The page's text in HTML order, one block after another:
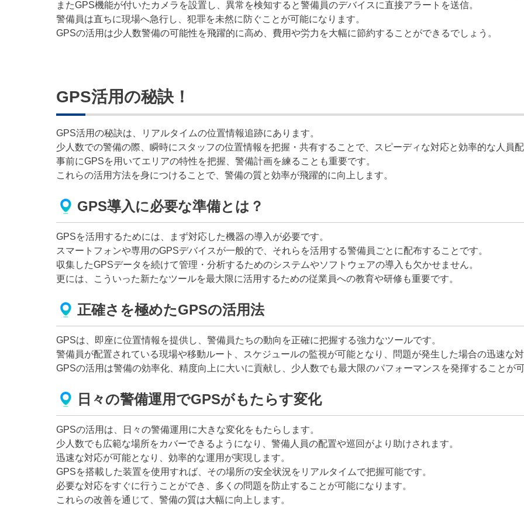
またGPS機能が付いたカメラを設置し、異常を検知すると警備員のデバイスに直接アラートを送信。
警備員は直ちに現場へ急行し、犯罪を未然に防ぐことが可能になります。
GPSの活用は少人数警備の可能性を飛躍的に高め、費用や労力を大幅に節約することができるでしょう。
GPS活用の秘訣！
GPS活用の秘訣は、リアルタイムの位置情報追跡にあります。
少人数での警備の際、瞬時にスタッフの位置情報を把握・共有することで、スピーディな対応と効率的な人員配
事前にGPSを用いてエリアの特性を把握、警備計画を練ることも重要です。
これらの活用方法を身につけることで、警備の質と効率が飛躍的に向上します。
GPS導入に必要な準備とは？
GPSを活用するためには、まず対応した機器の導入が必要です。
スマートフォンや専用のGPSデバイスが一般的で、それらを活用する警備員ごとに配布することです。
収集したGPSデータを続けて管理・分析するためのシステムやソフトウェアの導入も欠かせません。
更には、こういった新たなツールを最大限に活用するための従業員への教育や研修も重要です。
正確さを極めたGPSの活用法
GPSは、即座に位置情報を提供し、警備員たちの動向を正確に把握する強力なツールです。
警備員が配置されている現場や移動ルート、スケジュールの監視が可能となり、問題が発生した場合の迅速な対
GPSの活用は警備の効率化、精度向上に大いに貢献し、少人数でも最大限のパフォーマンスを発揮することが可
日々の警備運用でGPSがもたらす変化
GPSの活用は、日々の警備運用に大きな変化をもたらします。
少人数でも広範な場所をカバーできるようになり、警備人員の配置や巡回がより助けされます。
迅速な対応が可能となり、効率的な運用が実現します。
GPSを搭載した装置を使用すれば、その場所の安全状況をリアルタイムで把握可能です。
必要な対応をすぐに行うことができ、多くの問題を防止することが可能になります。
これらの改善を通じて、警備の質は大幅に向上します。